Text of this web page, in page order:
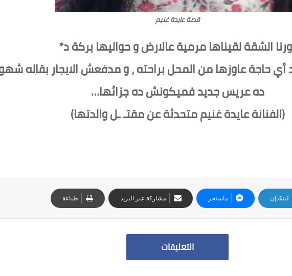
قصة عايدة غنيم
الشقة لقيناها مرمية عالارض و حواليها بركة د*
حاجة عاوزها من المحل براحته ، و مدفعش الايجار بقاله
ده عريس جديد فميكونش ده جزائها…
(الفنانة عايدة غنيم متحدثة عن مقتـ ـل والدتها)
لينكدإن ماسنجر مشاركة عبر البريد طباعة
التعليقات